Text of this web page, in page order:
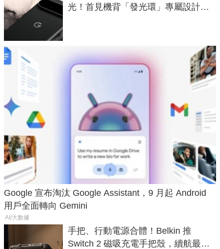
光！首見機背「發光環」專屬設計、
Google 宣布淘汰 Google Assistant，9 月起 Android
用戶全面轉向 Gemini
AI/大數據
手把、行動電源合體！Belkin 推
Switch 2 磁吸充電手把殼，續航最高